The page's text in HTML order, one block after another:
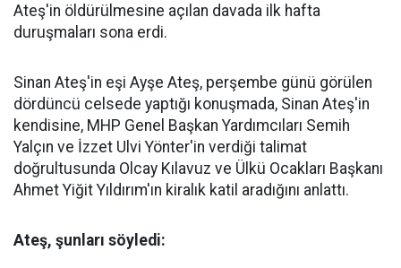
Ateş'in öldürülmesine açılan davada ilk hafta
duruşmaları sona erdi.
Sinan Ateş'in eşi Ayşe Ateş, perşembe günü görülen
dördüncü celsede yaptığı konuşmada, Sinan Ateş'in
kendisine, MHP Genel Başkan Yardımcıları Semih
Yalçın ve İzzet Ulvi Yönter'in verdiği talimat
doğrultusunda Olcay Kılavuz ve Ülkü Ocakları Başkanı
Ahmet Yiğit Yıldırım'ın kiralık katil aradığını anlattı.
Ateş, şunları söyledi: